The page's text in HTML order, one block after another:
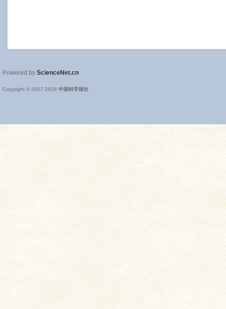
Powered by ScienceNet.cn
Copyright © 2007-2026 中国科学报社